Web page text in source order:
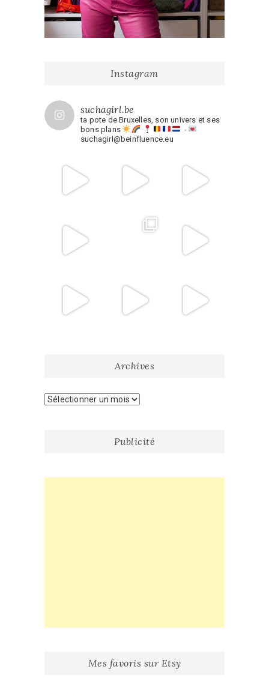
Instagram
suchagirl.be
ta pote de Bruxelles, son univers et ses
bons plans
-
suchagirl@beinfluence.eu
Archives
Archives
Publicité
Mes favoris sur Etsy